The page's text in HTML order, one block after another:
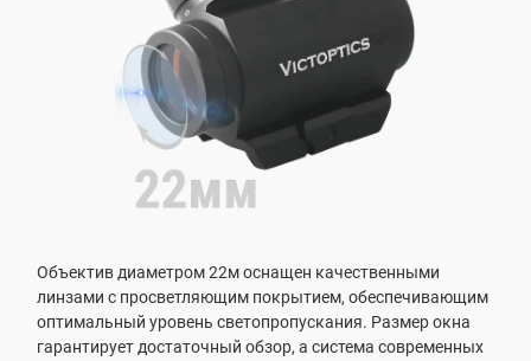
Объектив диаметром 22м оснащен качественными
линзами с просветляющим покрытием, обеспечивающим
оптимальный уровень светопропускания. Размер окна
гарантирует достаточный обзор, а система современных